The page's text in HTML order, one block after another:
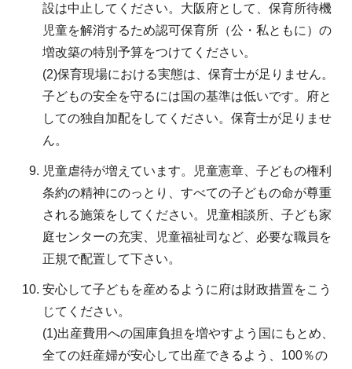
設は中止してください。大阪府として、保育所待機
児童を解消するため認可保育所（公・私ともに）の
増改築の特別予算をつけてください。
(2)保育現場における実態は、保育士が足りません。
子どもの安全を守るには国の基準は低いです。府と
しての独自加配をしてください。保育士が足りませ
ん。
児童虐待が増えています。児童憲章、子どもの権利
条約の精神にのっとり、すべての子どもの命が尊重
される施策をしてください。児童相談所、子ども家
庭センターの充実、児童福祉司など、必要な職員を
正規で配置して下さい。
安心して子どもを産めるように府は財政措置をこう
じてください。
(1)出産費用への国庫負担を増やすよう国にもとめ、
全ての妊産婦が安心して出産できるよう、100％の